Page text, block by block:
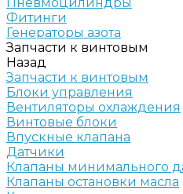
Фитинги
Генераторы азота
Запчасти к винтовым
Назад
Запчасти к винтовым
Блоки управления
Вентиляторы охлаждения
Винтовые блоки
Впускные клапана
Датчики
Клапаны минимального
Клапаны остановки масла